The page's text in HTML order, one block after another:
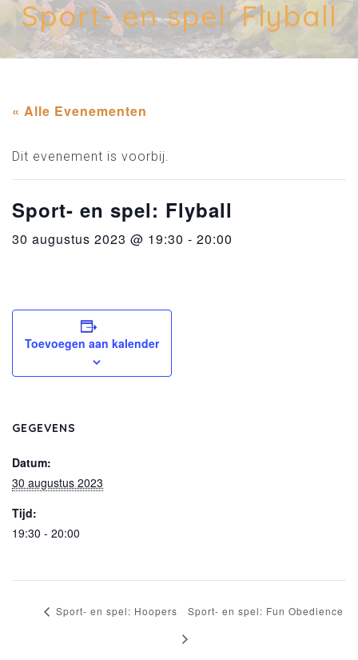
Sport- en spel: Flyball
« Alle Evenementen
Dit evenement is voorbij.
Sport- en spel: Flyball
30 augustus 2023 @ 19:30 - 20:00
Toevoegen aan kalender
GEGEVENS
Datum:
30 augustus 2023
Tijd:
19:30 - 20:00
Sport- en spel: Hoopers Sport- en spel: Fun Obedience